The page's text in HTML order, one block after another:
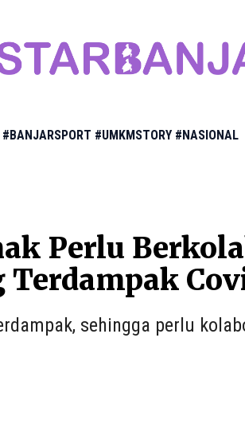
#BANJARSPORT #UMKMSTORY #NASIONAL
Perlu
Terdampak
sehingga perlu